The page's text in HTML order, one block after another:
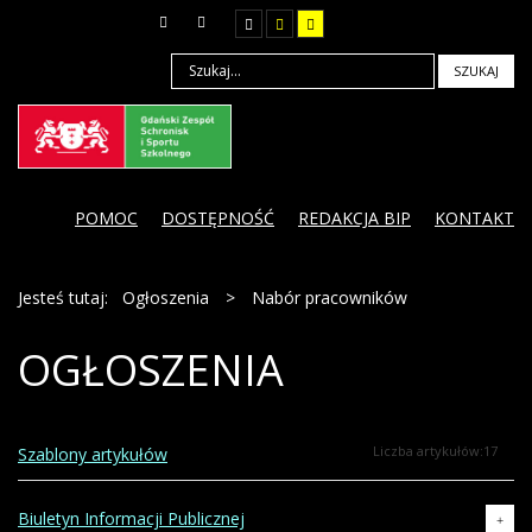
SZUKAJ
POMOC DOSTĘPNOŚĆ REDAKCJA BIP KONTAKT
Jesteś tutaj: Ogłoszenia > Nabór pracowników
OGŁOSZENIA
Szablony artykułów Liczba artykułów:17
Biuletyn Informacji Publicznej